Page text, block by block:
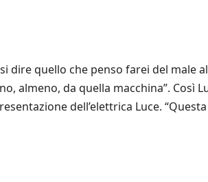
dire quello che penso farei del
almeno, da quella macchina”.
dell’elettrica Luce.